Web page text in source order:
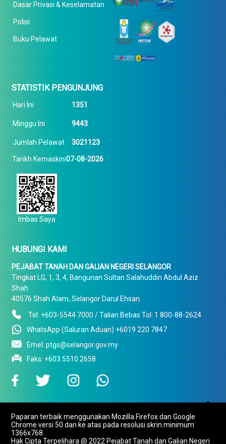
Dasar Privasi & Keselamatan
Polisi
Buku Pelawat
STATISTIK PENGUNJUNG
Hari Ini 1351
Minggu Ini 9443
Jumlah Pelawat 3021123
Tarikh Kemaskini07-08-2026
Imbas Saya
HUBUNGI KAMI
PEJABAT TANAH DAN GALIAN NEGERI SELANGOR
Tingkat LG, 1, 3, 4, Bangunan Sultan Salahuddin Abdul Aziz
Shah
40576 Shah Alam, Selangor Darul Ehsan.
Tel: +603-5544 7000 / Talian Bebas Tol: 1 800-88-2624
WhatsApp (Saluran Aduan) +6019 220 7847
Emel: ptgs@selangor.gov.my
Faks: +603 5510 2658

To Top
Paparan terbaik menggunakan Mozilla Firefox dan Google
Chrome versi 50 dan ke atas pada resolusi skrin minimum
1366x768.
Hak Cipta Terpelihara @ 2022 Pejabat Tanah dan Galian Negeri